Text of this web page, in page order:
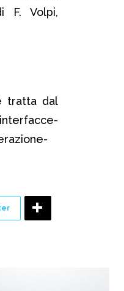
F. Volpi,
tratta dal